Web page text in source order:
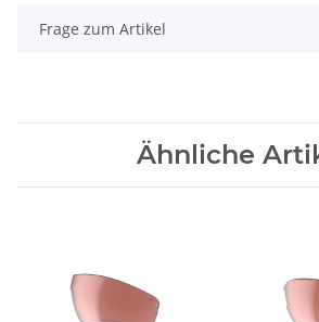
Frage zum Artikel
Ähnliche